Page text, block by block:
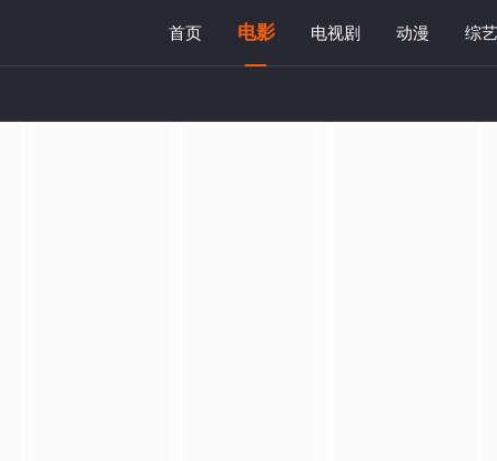
首页 电影 电视剧 动漫 综艺